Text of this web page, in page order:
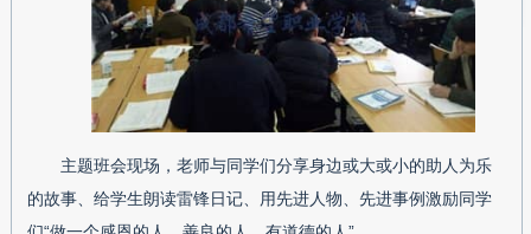
主题班会现场，老师与同学们分享身边或大或小的助人为乐
的故事、给学生朗读雷锋日记、用先进人物、先进事例激励同学